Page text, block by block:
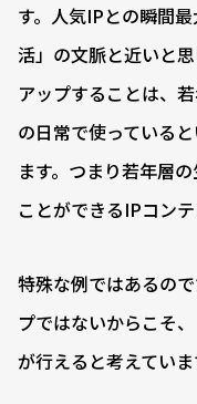
す。人気IPとの瞬間
活」の文脈と近いと
アップすることは、
の日常で使っている
ます。つまり若年層
ことができるIPコン
特殊な例ではあるの
プではないからこそ
が行えると考えていま